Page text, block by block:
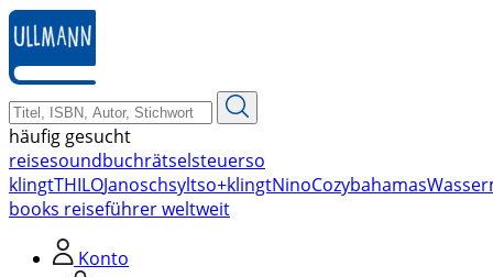
zum
Hauptinhalt
springen
häufig gesucht
reisesoundbuchrätselsteuerso
klingtTHILOJanoschsyltso+klingtNinoCozybahamas
books reiseführer weltweit
Konto